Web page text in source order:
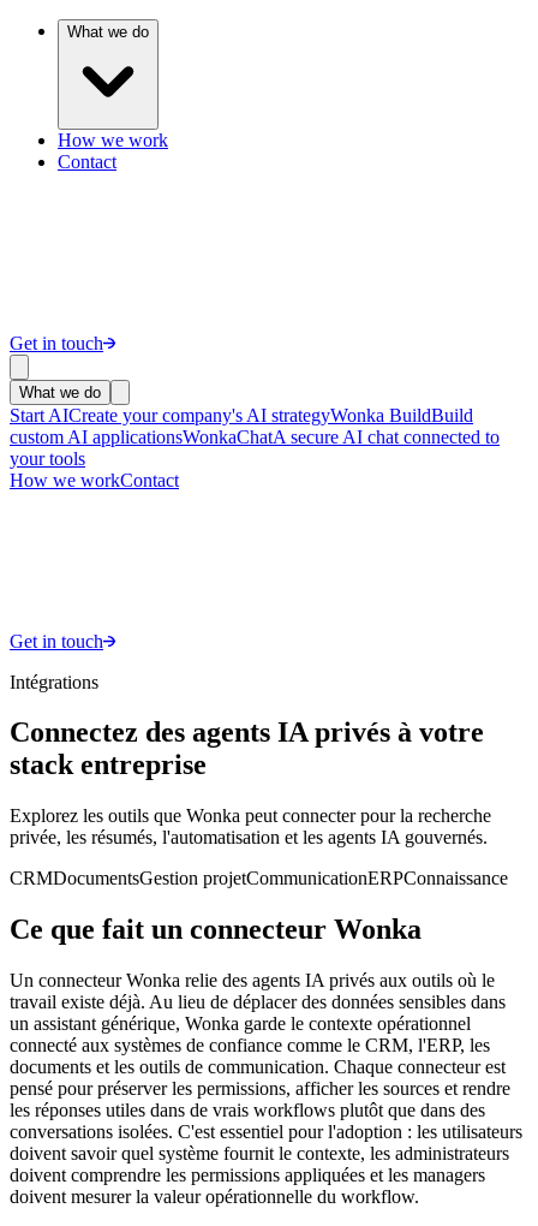
What we do
How we work
Contact
Get in touch
What we do
Start AICreate your company's AI strategyWonka BuildBuild
custom AI applicationsWonkaChatA secure AI chat connected to
your tools
How we workContact
Get in touch
Intégrations
Connectez des agents IA privés à votre
stack entreprise
Explorez les outils que Wonka peut connecter pour la recherche
privée, les résumés, l'automatisation et les agents IA gouvernés.
CRMDocumentsGestion projetCommunicationERPConnaissance
Ce que fait un connecteur Wonka
Un connecteur Wonka relie des agents IA privés aux outils où le
travail existe déjà. Au lieu de déplacer des données sensibles dans
un assistant générique, Wonka garde le contexte opérationnel
connecté aux systèmes de confiance comme le CRM, l'ERP, les
documents et les outils de communication. Chaque connecteur est
pensé pour préserver les permissions, afficher les sources et rendre
les réponses utiles dans de vrais workflows plutôt que dans des
conversations isolées. C'est essentiel pour l'adoption : les utilisateurs
doivent savoir quel système fournit le contexte, les administrateurs
doivent comprendre les permissions appliquées et les managers
doivent mesurer la valeur opérationnelle du workflow.